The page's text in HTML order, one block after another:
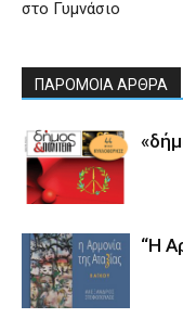
στο Γυμνάσιο
ΠΑΡΟΜΟΙΑ ΑΡΘΡΑ
“Η